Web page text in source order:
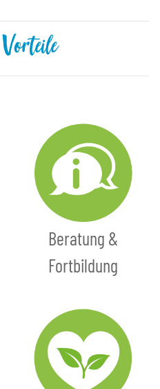
Beratung &
Fortbildung